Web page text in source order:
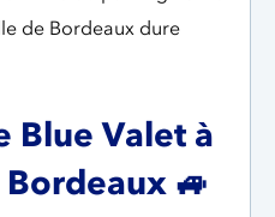
de Bordeaux dure
Blue Valet à
🚙